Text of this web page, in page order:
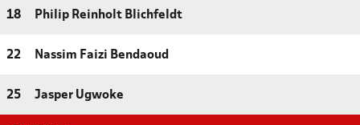
18 Philip Reinholt Blichfeldt
22 Nassim Faizi Bendaoud
25 Jasper Ugwoke